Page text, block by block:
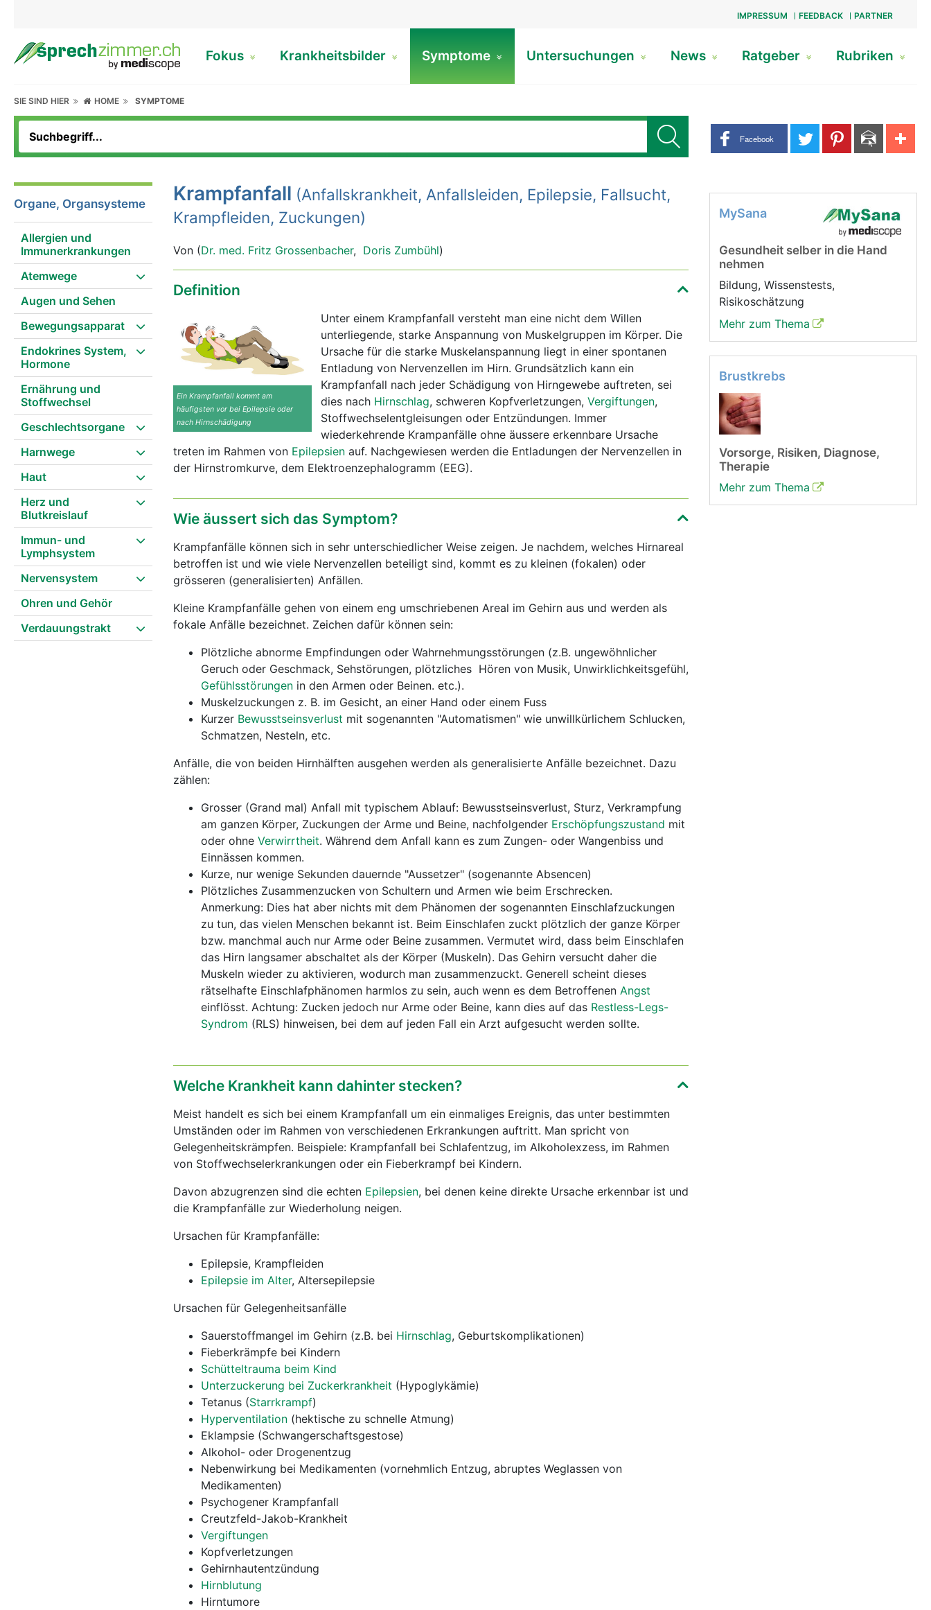
IMPRESSUM FEEDBACK PARTNER
Fokus Krankheitsbilder Symptome Untersuchungen News Ratgeber Rubriken
SIE SIND HIER HOME SYMPTOME
Share buttons
Facebook
Organe, Organsysteme
Allergien und
Immunerkrankungen
Atemwege
Augen und Sehen
Bewegungsapparat
Endokrines System,
Hormone
Ernährung und
Stoffwechsel
Geschlechtsorgane
Harnwege
Haut
Herz und
Blutkreislauf
Immun- und
Lymphsystem
Nervensystem
Ohren und Gehör
Verdauungstrakt
Krampfanfall (Anfallskrankheit, Anfallsleiden, Epilepsie, Fallsucht,
Krampfleiden, Zuckungen)
Von (Dr. med. Fritz Grossenbacher, Doris Zumbühl)
Definition
Ein Krampfanfall kommt am
häufigsten vor bei Epilepsie oder
nach Hirnschädigung
Unter einem Krampfanfall versteht man eine nicht dem Willen
unterliegende, starke Anspannung von Muskelgruppen im Körper. Die
Ursache für die starke Muskelanspannung liegt in einer spontanen
Entladung von Nervenzellen im Hirn. Grundsätzlich kann ein
Krampfanfall nach jeder Schädigung von Hirngewebe auftreten, sei
dies nach Hirnschlag, schweren Kopfverletzungen, Vergiftungen,
Stoffwechselentgleisungen oder Entzündungen. Immer
wiederkehrende Krampanfälle ohne äussere erkennbare Ursache
treten im Rahmen von Epilepsien auf. Nachgewiesen werden die Entladungen der Nervenzellen in
der Hirnstromkurve, dem Elektroenzephalogramm (EEG).
Wie äussert sich das Symptom?
Krampfanfälle können sich in sehr unterschiedlicher Weise zeigen. Je nachdem, welches Hirnareal
betroffen ist und wie viele Nervenzellen beteiligt sind, kommt es zu kleinen (fokalen) oder
grösseren (generalisierten) Anfällen.
Kleine Krampfanfälle gehen von einem eng umschriebenen Areal im Gehirn aus und werden als
fokale Anfälle bezeichnet. Zeichen dafür können sein:
Plötzliche abnorme Empfindungen oder Wahrnehmungsstörungen (z.B. ungewöhnlicher
Geruch oder Geschmack, Sehstörungen, plötzliches Hören von Musik, Unwirklichkeitsgefühl,
Gefühlsstörungen in den Armen oder Beinen. etc.).
Muskelzuckungen z. B. im Gesicht, an einer Hand oder einem Fuss
Kurzer Bewusstseinsverlust mit sogenannten "Automatismen" wie unwillkürlichem Schlucken,
Schmatzen, Nesteln, etc.
Anfälle, die von beiden Hirnhälften ausgehen werden als generalisierte Anfälle bezeichnet. Dazu
zählen:
Grosser (Grand mal) Anfall mit typischem Ablauf: Bewusstseinsverlust, Sturz, Verkrampfung
am ganzen Körper, Zuckungen der Arme und Beine, nachfolgender Erschöpfungszustand mit
oder ohne Verwirrtheit. Während dem Anfall kann es zum Zungen- oder Wangenbiss und
Einnässen kommen.
Kurze, nur wenige Sekunden dauernde "Aussetzer" (sogenannte Absencen)
Plötzliches Zusammenzucken von Schultern und Armen wie beim Erschrecken.
Anmerkung: Dies hat aber nichts mit dem Phänomen der sogenannten Einschlafzuckungen
zu tun, das vielen Menschen bekannt ist. Beim Einschlafen zuckt plötzlich der ganze Körper
bzw. manchmal auch nur Arme oder Beine zusammen. Vermutet wird, dass beim Einschlafen
das Hirn langsamer abschaltet als der Körper (Muskeln). Das Gehirn versucht daher die
Muskeln wieder zu aktivieren, wodurch man zusammenzuckt. Generell scheint dieses
rätselhafte Einschlafphänomen harmlos zu sein, auch wenn es dem Betroffenen Angst
einflösst. Achtung: Zucken jedoch nur Arme oder Beine, kann dies auf das Restless-Legs-
Syndrom (RLS) hinweisen, bei dem auf jeden Fall ein Arzt aufgesucht werden sollte.
Welche Krankheit kann dahinter stecken?
Meist handelt es sich bei einem Krampfanfall um ein einmaliges Ereignis, das unter bestimmten
Umständen oder im Rahmen von verschiedenen Erkrankungen auftritt. Man spricht von
Gelegenheitskrämpfen. Beispiele: Krampfanfall bei Schlafentzug, im Alkoholexzess, im Rahmen
von Stoffwechselerkrankungen oder ein Fieberkrampf bei Kindern.
Davon abzugrenzen sind die echten Epilepsien, bei denen keine direkte Ursache erkennbar ist und
die Krampfanfälle zur Wiederholung neigen.
Ursachen für Krampfanfälle:
Epilepsie, Krampfleiden
Epilepsie im Alter, Altersepilepsie
Ursachen für Gelegenheitsanfälle
Sauerstoffmangel im Gehirn (z.B. bei Hirnschlag, Geburtskomplikationen)
Fieberkrämpfe bei Kindern
Schütteltrauma beim Kind
Unterzuckerung bei Zuckerkrankheit (Hypoglykämie)
Tetanus (Starrkrampf)
Hyperventilation (hektische zu schnelle Atmung)
Eklampsie (Schwangerschaftsgestose)
Alkohol- oder Drogenentzug
Nebenwirkung bei Medikamenten (vornehmlich Entzug, abruptes Weglassen von
Medikamenten)
Psychogener Krampfanfall
Creutzfeld-Jakob-Krankheit
Vergiftungen
Kopfverletzungen
Gehirnhautentzündung
Hirnblutung
Hirntumore
MySana
Gesundheit selber in die Hand
nehmen
Bildung, Wissenstests,
Risikoschätzung
Mehr zum Thema
Brustkrebs
Vorsorge, Risiken, Diagnose,
Therapie
Mehr zum Thema